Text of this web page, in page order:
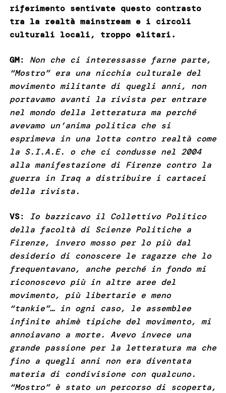
riferimento sentivate questo contrasto
tra la realtà mainstream e i circoli
culturali locali, troppo elitari.
GM: Non che ci interessasse farne parte,
“Mostro” era una nicchia culturale del
movimento militante di quegli anni, non
portavamo avanti la rivista per entrare
nel mondo della letteratura ma perché
avevamo un’anima politica che si
esprimeva in una lotta contro realtà come
la S.I.A.E. o che ci condusse nel 2004
alla manifestazione di Firenze contro la
guerra in Iraq a distribuire i cartacei
della rivista.
VS: Io bazzicavo il Collettivo Politico
della facoltà di Scienze Politiche a
Firenze, invero mosso per lo più dal
desiderio di conoscere le ragazze che lo
frequentavano, anche perché in fondo mi
riconoscevo più in altre aree del
movimento, più libertarie e meno
“tankie”… in ogni caso, le assemblee
infinite ahimè tipiche del movimento, mi
annoiavano a morte. Avevo invece una
grande passione per la letteratura ma che
fino a quegli anni non era diventata
materia di condivisione con qualcuno.
“Mostro” è stato un percorso di scoperta,